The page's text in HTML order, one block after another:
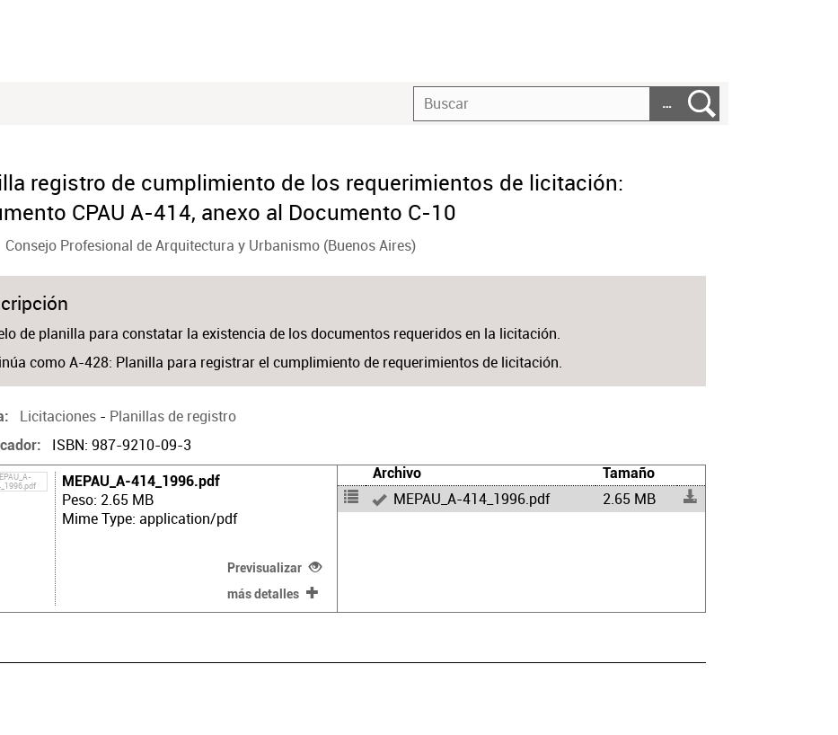
…
registro de cumplimiento de los requerimientos de licitación:
CPAU A-414, anexo al Documento C-10
Consejo Profesional de Arquitectura y Urbanismo (Buenos Aires)
de planilla para constatar la existencia de los documentos requeridos en la licitación.
como A-428: Planilla para registrar el cumplimiento de requerimientos de licitación.
Licitaciones- Planillas de registro
ISBN: 987-9210-09-3
MEPAU_A-414_1996.pdf
Peso: 2.65 MB
Mime Type: application/pdf
Previsualizar
más detalles
Archivo Tamaño
MEPAU_A-414_1996.pdf 2.65 MB